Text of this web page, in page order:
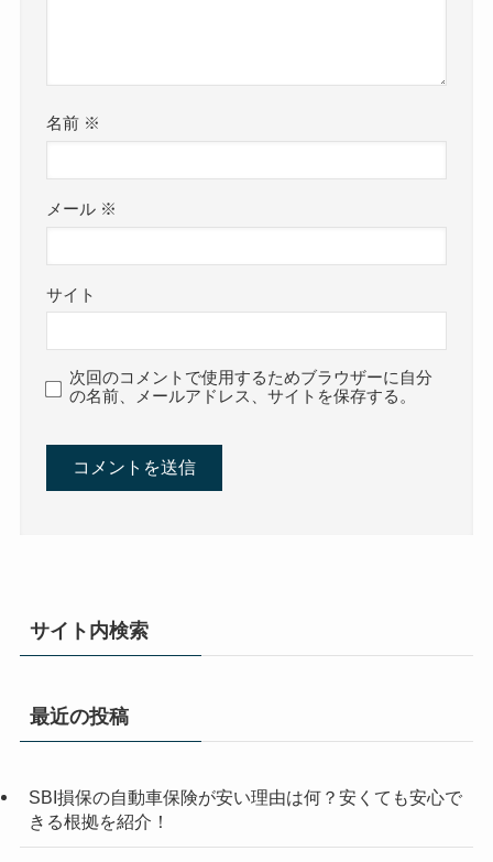
名前 ※
メール ※
サイト
次回のコメントで使用するためブラウザーに自分
の名前、メールアドレス、サイトを保存する。
サイト内検索
最近の投稿
SBI損保の自動車保険が安い理由は何？安くても安心で
きる根拠を紹介！